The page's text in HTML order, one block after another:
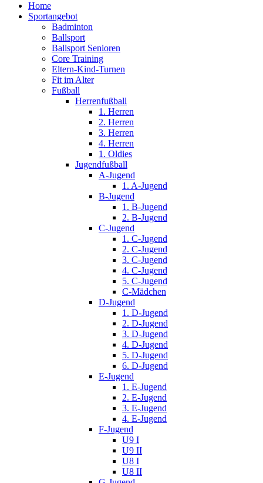
Home
Sportangebot
Badminton
Ballsport
Ballsport Senioren
Core Training
Eltern-Kind-Turnen
Fit im Alter
Fußball
Herrenfußball
1. Herren
2. Herren
3. Herren
4. Herren
1. Oldies
Jugendfußball
A-Jugend
1. A-Jugend
B-Jugend
1. B-Jugend
2. B-Jugend
C-Jugend
1. C-Jugend
2. C-Jugend
3. C-Jugend
4. C-Jugend
5. C-Jugend
C-Mädchen
D-Jugend
1. D-Jugend
2. D-Jugend
3. D-Jugend
4. D-Jugend
5. D-Jugend
6. D-Jugend
E-Jugend
1. E-Jugend
2. E-Jugend
3. E-Jugend
4. E-Jugend
F-Jugend
U9 I
U9 II
U8 I
U8 II